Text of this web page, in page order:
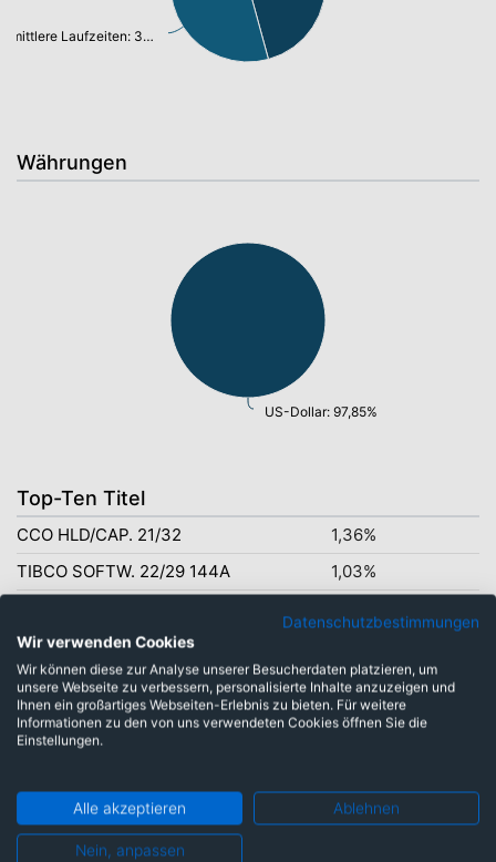
mittlere Laufzeiten: 38,95%
Währungen
US-Dollar: 97,85%
Top-Ten Titel
CCO HLD/CAP. 21/32
1,36%
TIBCO SOFTW. 22/29 144A
1,03%
JAZZ SECUR. 21/29 144A
KFC/PIZ.H./TACO 2027 144A
0,89%
PREST.BRANDS 19/28 144A
0,88%
RITCHIE BROS 23/31 144A
HILT.DOM.OP. 19/30
0,78%
ORGANON FI.1 21/28 144A
0,76%
Datenschutzbestimmungen
Wir verwenden Cookies
Wir können diese zur Analyse unserer Besucherdaten platzieren, um
unsere Webseite zu verbessern, personalisierte Inhalte anzuzeigen und
Ihnen ein großartiges Webseiten-Erlebnis zu bieten. Für weitere
Informationen zu den von uns verwendeten Cookies öffnen Sie die
Einstellungen.
Alle akzeptieren Ablehnen
Nein, anpassen